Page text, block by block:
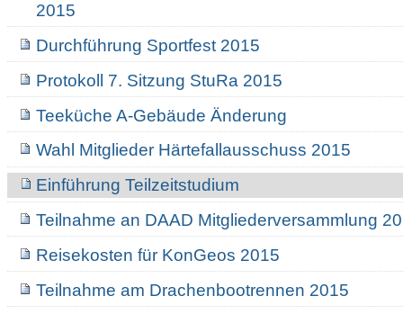
2015
Durchführung Sportfest 2015
Protokoll 7. Sitzung StuRa 2015
Teeküche A-Gebäude Änderung
Wahl Mitglieder Härtefallausschuss 2015
Einführung Teilzeitstudium
Teilnahme an DAAD Mitgliederversammlung
Reisekosten für KonGeos 2015
Teilnahme am Drachenbootrennen 2015